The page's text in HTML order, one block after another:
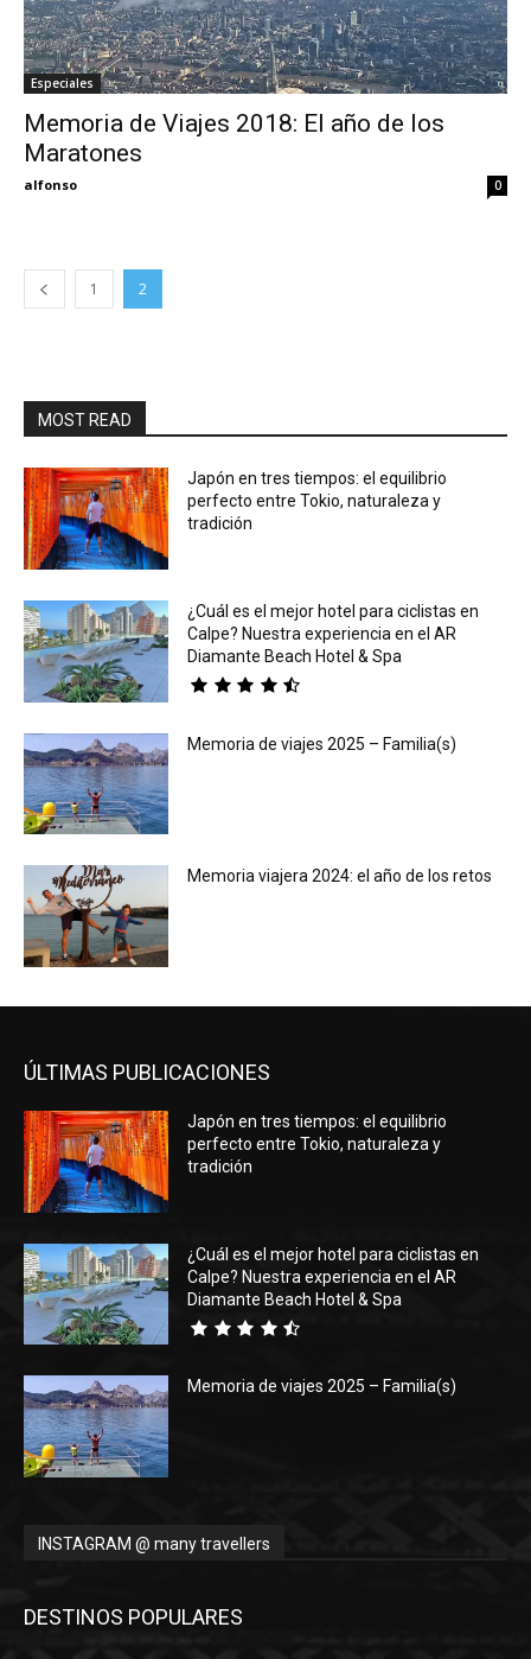
Especiales
Memoria de Viajes 2018: El año de los
Maratones
alfonso 0
1 2
MOST READ
Japón en tres tiempos: el equilibrio
perfecto entre Tokio, naturaleza y
tradición
¿Cuál es el mejor hotel para ciclistas en
Calpe? Nuestra experiencia en el AR
Diamante Beach Hotel & Spa
Memoria de viajes 2025 – Familia(s)
Memoria viajera 2024: el año de los retos
ÚLTIMAS PUBLICACIONES
Japón en tres tiempos: el equilibrio
perfecto entre Tokio, naturaleza y
tradición
¿Cuál es el mejor hotel para ciclistas en
Calpe? Nuestra experiencia en el AR
Diamante Beach Hotel & Spa
Memoria de viajes 2025 – Familia(s)
INSTAGRAM @ many travellers
DESTINOS POPULARES